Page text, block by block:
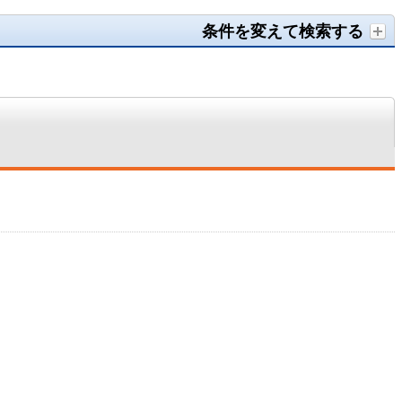
条件を変えて検索する